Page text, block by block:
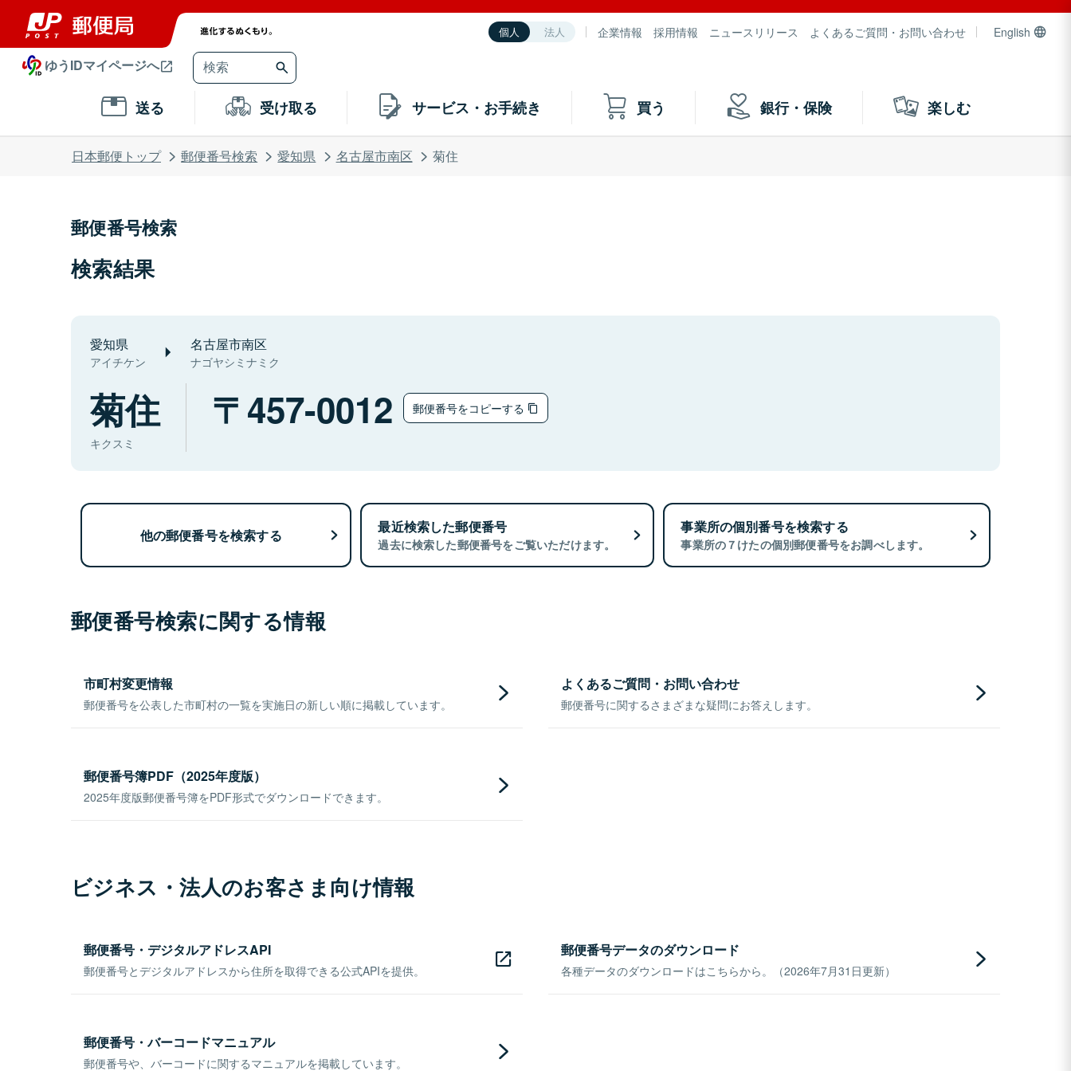
個人 法人 企業情報 採用情報 ニュースリリース よくあるご質問・お問い合わせ English
ゆうIDマイページへ
送る 受け取る サービス・お手続き 買う 銀行・保険 楽しむ
日本郵便トップ 郵便番号検索 愛知県 名古屋市南区 菊住
郵便番号検索
検索結果
愛知県
アイチケン
名古屋市南区
ナゴヤシミナミク
菊住
キクスミ
457-0012 郵便番号をコピーする
他の郵便番号を検索する 最近検索した郵便番号
過去に検索した郵便番号をご覧いただけます。
事業所の個別番号を検索する
事業所の７けたの個別郵便番号をお調べします。
郵便番号検索に関する情報
市町村変更情報
郵便番号を公表した市町村の一覧を実施日の新しい順に掲載しています。
よくあるご質問・お問い合わせ
郵便番号に関するさまざまな疑問にお答えします。
郵便番号簿PDF（2025年度版）
2025年度版郵便番号簿をPDF形式でダウンロードできます。
ビジネス・法人のお客さま向け情報
郵便番号・デジタルアドレスAPI
郵便番号とデジタルアドレスから住所を取得できる公式APIを提供。
郵便番号データのダウンロード
各種データのダウンロードはこちらから。（2026年7月31日更新）
郵便番号・バーコードマニュアル
郵便番号や、バーコードに関するマニュアルを掲載しています。